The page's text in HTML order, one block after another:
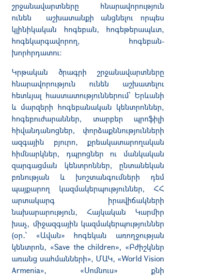
շրջանավարտները հնարավորություն
ունեն աշխատանքի անցնելու որպես
կլինիկական հոգեբան, հոգեթերապևտ,
հոգեկարգավորող, հոգեբան-
խորհրդատու։
Կրթական ծրագրի շրջանավարտները
հնարավորություն ունեն աշխատելու
հետևյալ հաստատություններում՝ Երևանի
և մարզերի հոգեբանական կենտրոններ,
հոգեբուժարաններ, տարբեր պրոֆիլի
հիվանդանոցներ, փորձաքննությունների
ազգային բյուրո, քրեակատարողական
հիմնարկներ, դպրոցներ ու մանկական
զարգացման կենտրոններ, ընտանեկան
բռնության և խոշտանգումների դեմ
պայքարող կազմակերպություններ, ՀՀ
արտակարգ իրավիճակների
նախարարություն, Հայկական Կարմիր
խաչ, միջազգային կազմակերպություններ
(օր․՝ «Ավան» հոգեկան առողջության
կենտրոն, «Save the children», «Բժիշկներ
առանց սահմանների», ՄԱԿ, «World Vision
Armenia», «Սոմնուս» քնի